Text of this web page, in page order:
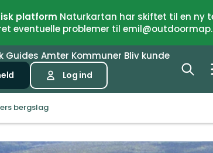
platform Naturkartan har skiftet til en ny
eventuelle problemer til
Guides Amter Kommuner Bliv kunde
Log ind
bergslag